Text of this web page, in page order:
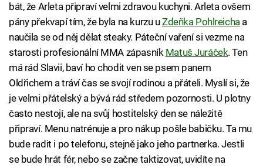
bát, že Arleta připraví velmi zdravou kuchyni. Arleta ovšem
pány překvapí tím, že byla na kurzu uZdeňka Pohlreichaa
naučila se od něj dělat steaky. Páteční vaření si vezme na
starosti profesionální MMA zápasník Matuš Juráček. Ten
má rád Slavii, baví ho chodit ven se psem panem
Oldřichem a tráví čas se svojí rodinou a přáteli. Myslí si, že
je velmi přátelský a bývá rád středem pozornosti. U plotny
často nestojí, ale na svůj hostitelský den se náležitě
připraví. Menu natrénuje a pro nákup pošle babičku. Ta mu
bude radit i po telefonu, stejně jako jeho partnerka. Jestli
se bude hrát fér, nebo se začne taktizovat, uvidíte na